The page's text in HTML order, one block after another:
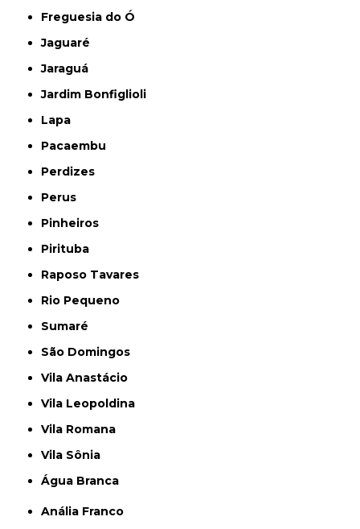
Freguesia do Ó
Jaguaré
Jaraguá
Jardim Bonfiglioli
Lapa
Pacaembu
Perdizes
Perus
Pinheiros
Pirituba
Raposo Tavares
Rio Pequeno
Sumaré
São Domingos
Vila Anastácio
Vila Leopoldina
Vila Romana
Vila Sônia
Água Branca
Anália Franco